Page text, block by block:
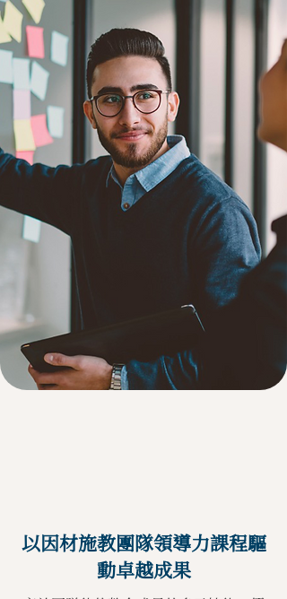
以因材施教團隊領導力課程驅
動卓越成果